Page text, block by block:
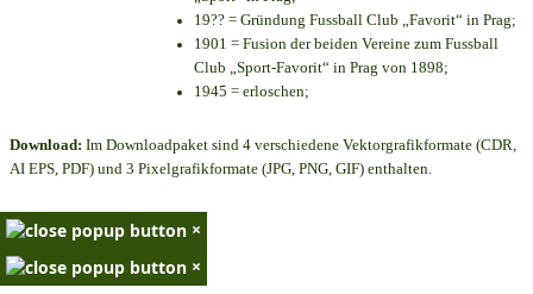
19?? = Gründung Fussball Club „Favorit“ in Prag;
1901 = Fusion der beiden Vereine zum Fussball
Club „Sport-Favorit“ in Prag von 1898;
1945 = erloschen;
Download: Im Downloadpaket sind 4 verschiedene Vektorgrafikformate (CDR,
AI EPS, PDF) und 3 Pixelgrafikformate (JPG, PNG, GIF) enthalten.
×
×